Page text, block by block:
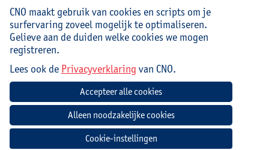
Mee te brengen door cursist
Opgeladen laptop (met lader en muis) met hierop
Excel 2021, 2024 of M365 (aanbevolen) geïnstalleerd.
Het gaat om de desktopversie van M365, niet om de
webversie (online in een browser) gezien de online
mogelijkheden beperkt zijn t.o.v. de desktopversie. De
belangrijkste verschillen kan je op deze website
vergelijken:
https://www.computertutoring.co.uk/blogs/microsoft-
CNO maakt gebruik van cookies en scripts om je
surfervaring zoveel mogelijk te optimaliseren.
Gelieve aan de duiden welke cookies we mogen
registreren.
Lees ook de Privacyverklaring van CNO.
Cookie-instellingen